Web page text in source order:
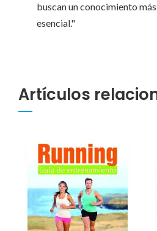
buscan un conocimiento
esencial."
Artículos